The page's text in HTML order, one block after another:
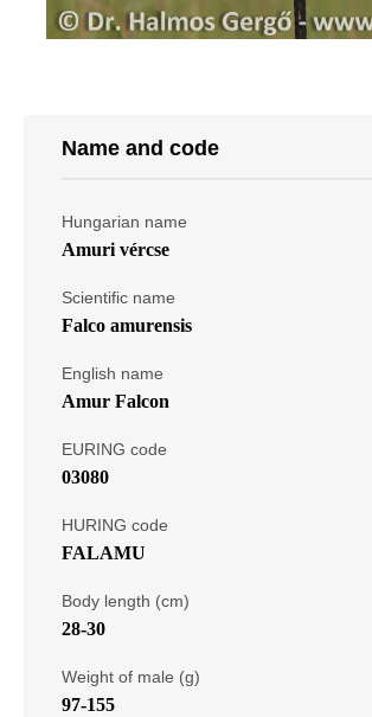
Name and code
Hungarian name
Amuri vércse
Scientific name
Falco amurensis
English name
Amur Falcon
EURING code
03080
HURING code
FALAMU
Body length (cm)
28-30
Weight of male (g)
97-155